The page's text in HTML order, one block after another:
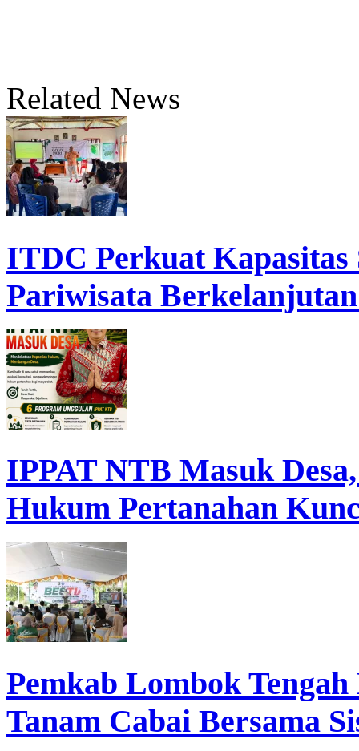
Related News
ITDC Perkuat
Pariwisata
IPPAT NTB Masuk
Hukum Pertanahan
Pemkab Lombok
Tanam Cabai Bersama